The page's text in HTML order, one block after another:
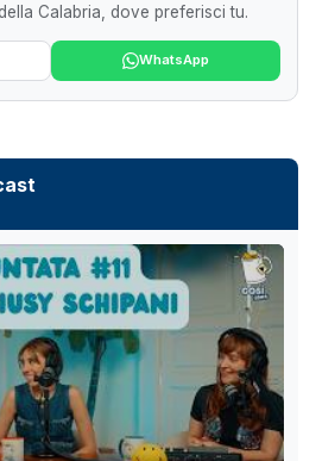
Calabria, dove preferisci tu.
WhatsApp